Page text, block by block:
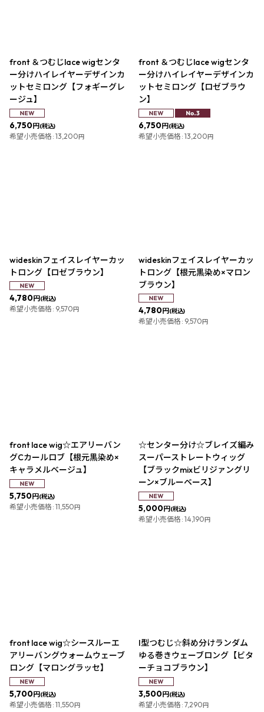
front ＆つむじlace wigセンタ
ー分けハイレイヤーデザインカ
ットセミロング【フォギーグレ
ージュ】
6,750円(税込)
希望小売価格 : 13,200円
front ＆つむじlace wigセンタ
ー分けハイレイヤーデザインカ
ットセミロング【ロゼブラウ
ン】
6,750円(税込)
希望小売価格 : 13,200円
wideskinフェイスレイヤーカッ
トロング【ロゼブラウン】
4,780円(税込)
希望小売価格 : 9,570 円
wideskinフェイスレイヤーカッ
トロング【根元黒染め×マロン
ブラウン】
4,780円(税込)
希望小売価格 : 9,570 円
front lace wig☆エアリーバン
グCカールロブ【根元黒染め×
キャラメルベージュ】
5,750円(税込)
希望小売価格 : 11,550円
☆センター分け☆ブレイズ編み
スーパーストレートウィッグ
【ブラックmixビリジァングリ
ーン×ブルーベース】
5,000円(税込)
希望小売価格 : 14,190円
front lace wig☆シースルーエ
アリーバングウォームウェーブ
ロング【マロングラッセ】
5,700円(税込)
希望小売価格 : 11,550円
I型つむじ☆斜め分けランダム
ゆる巻きウェーブロング【ビタ
ーチョコブラウン】
3,500円(税込)
希望小売価格 : 7,290円